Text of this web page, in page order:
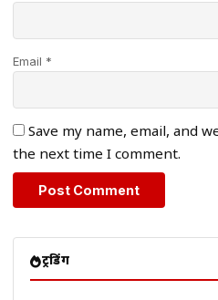
Email *
Save my name, email, and
the next time I comment.
ट्रेंडिंग